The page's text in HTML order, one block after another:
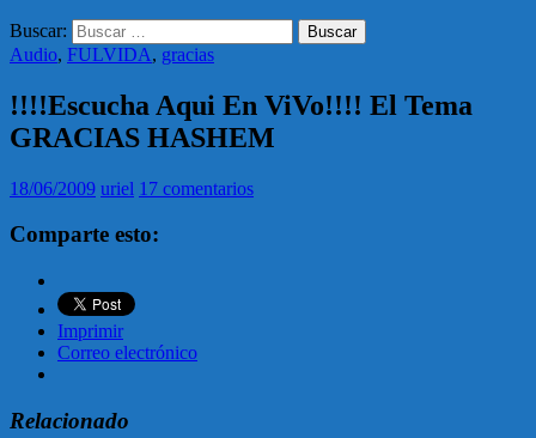
Buscar:
Audio, FULVIDA, gracias
!!!!Escucha Aqui En ViVo!!!! El Tema
GRACIAS HASHEM
18/06/2009 uriel 17 comentarios
Comparte esto:
Imprimir
Correo electrónico
Relacionado